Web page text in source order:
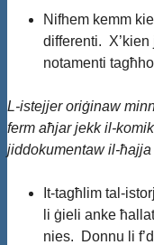
Nifhem kemm
differenti.
notamenti
L-istejjer oriġinaw
ferm aħjar jekk il-
jiddokumentaw il-
It-tagħlim tal-
li ġieli anke
nies. Donnu li